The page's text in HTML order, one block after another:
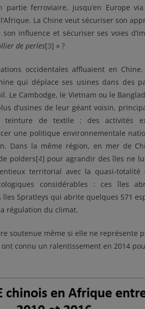
partie ferroviaire, jusqu’en Europe
La Chine veut sécuriser son
influence et sécuriser ses voies
de perles[3] » ?
occidentales affluaient en
qui déplace ses usines dans des
Le Cambodge, le Vietnam ou le
d’usines de leur géant voisin,
de textile : des activités
une politique environnementale
Dans la même région, en mer de
polders[4] pour agrandir des îles ne
territorial avec la quasi-totalité
considérables : ces îles
Spratleys qui abrite quelques 571
régulation du climat.
soutenue même si elle ne représente
connu un ralentissement en 2014